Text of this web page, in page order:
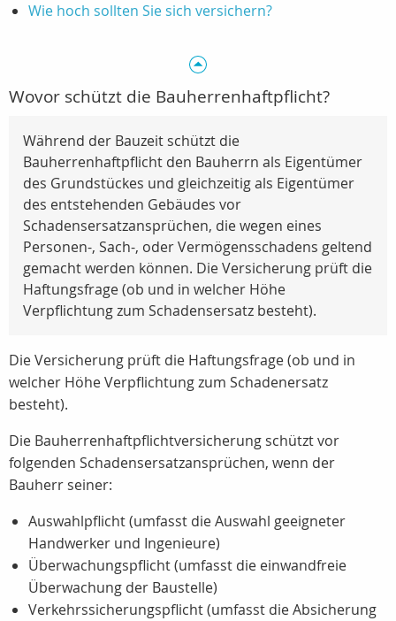
Wie hoch sollten Sie sich versichern?
Wovor schützt die Bauherrenhaftpflicht?
Während der Bauzeit schützt die
Bauherrenhaftpflicht den Bauherrn als Eigentümer
des Grundstückes und gleichzeitig als Eigentümer
des entstehenden Gebäudes vor
Schadensersatzansprüchen, die wegen eines
Personen-, Sach-, oder Vermögensschadens geltend
gemacht werden können. Die Versicherung prüft die
Haftungsfrage (ob und in welcher Höhe
Verpflichtung zum Schadensersatz besteht).
Die Versicherung prüft die Haftungsfrage (ob und in
welcher Höhe Verpflichtung zum Schadenersatz
besteht).
Die Bauherrenhaftpflichtversicherung schützt vor
folgenden Schadensersatzansprüchen, wenn der
Bauherr seiner:
Auswahlpflicht (umfasst die Auswahl geeigneter
Handwerker und Ingenieure)
Überwachungspflicht (umfasst die einwandfreie
Überwachung der Baustelle)
Verkehrssicherungspflicht (umfasst die Absicherung